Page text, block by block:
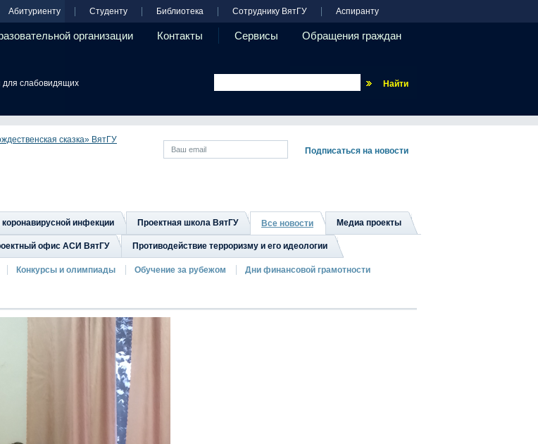
Абитуриенту Студенту Библиотека Сотруднику ВятГУ Аспиранту
организации Контакты Сервисы Обращения граждан
для слабовидящих
сказка» ВятГУ
инфекции Проектная школа ВятГУ Все новости Медиа проекты
офис АСИ ВятГУ Противодействие терроризму и его идеологии
Конкурсы и олимпиады Обучение за рубежом Дни финансовой грамотности